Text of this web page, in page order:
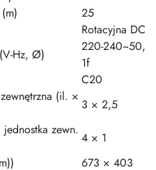
25
Rotacyjna DC
Hz, Ø)
220-240~50,
1f
C20
(il. ×
3 × 2,5
zewn.
4 × 1
673 × 403